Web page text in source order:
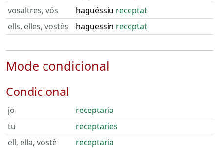
vosaltres, vós
haguéssiu receptat
ells, elles, vostès
haguessin receptat
Mode condicional
Condicional
jo
receptaria
tu
receptaries
ell, ella, vostè
receptaria